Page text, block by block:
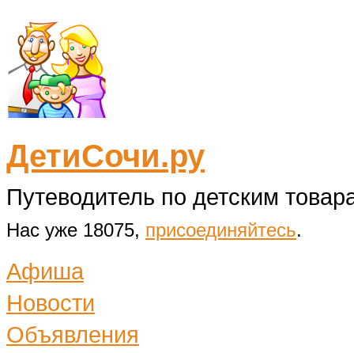
ДетиСочи.ру
Путеводитель по детским
Нас уже 18075, присоединяйтесь.
Афиша
Новости
Объявления